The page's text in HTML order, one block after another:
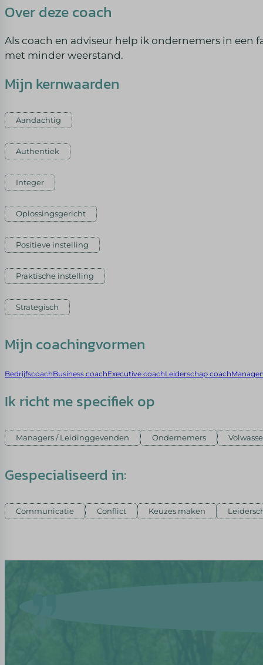
Over deze coach
Als coach en adviseur help ik ondernemers in
met minder weerstand.
Mijn kernwaarden
Aandachtig
Authentiek
Integer
Oplossingsgericht
Positieve instelling
Praktische instelling
Strategisch
Mijn coachingvormen
BedrijfscoachBusiness coachExecutive coachLeiderschap coach
Ik richt me specifiek op
Managers / Leidinggevenden Ondernemers
Gespecialiseerd in:
Communicatie Conflict Keuzes maken